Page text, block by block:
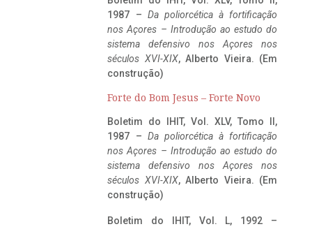
1987 – Da poliorcética à fortificação
nos Açores – Introdução ao estudo do
sistema defensivo nos Açores nos
séculos XVI-XIX, Alberto Vieira. (Em
construção)
Forte do Bom Jesus – Forte Novo
Boletim do IHIT, Vol. XLV, Tomo II,
1987 – Da poliorcética à fortificação
nos Açores – Introdução ao estudo do
sistema defensivo nos Açores nos
séculos XVI-XIX, Alberto Vieira. (Em
construção)
Boletim do IHIT, Vol. L, 1992 –